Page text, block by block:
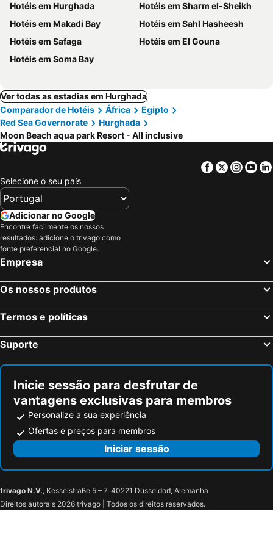
Hotéis em Hurghada
Hotéis em Sharm el-Sheikh
Hotéis em Makadi Bay
Hotéis em Sahl Hasheesh
Hotéis em Safaga
Hotéis em El Gouna
Hotéis em Soma Bay
Ver todas as estadias em Hurghada
Comparador de Hotéis
África
Egipto
Red Sea Governorate
Hurghada
Moon Beach aqua park Resort - All inclusive
Facebook
Twitter
Selecione o seu país
Adicionar no Google
Encontre facilmente os nossos
resultados: adicione o trivago como
fonte preferencial no Google.
Empresa
Os nossos produtos
Termos e políticas
Suporte
Inicie sessão para desfrutar de
vantagens exclusivas para membros
Personalize a sua experiência
Ofertas e preços para membros
Iniciar sessão
trivago N.V., Kesselstraße 5 – 7, 40221 Düsseldorf, Alemanha
Direitos autorais 2026 trivago | Todos os direitos reservados.